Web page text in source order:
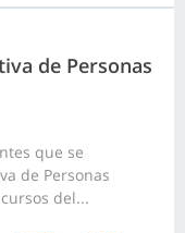
de Personas
que se
de Personas
del...